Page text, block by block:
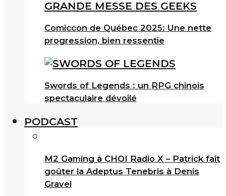
Comiccon de Québec 2025: Une nette
progression, bien ressentie
Swords of Legends : un RPG chinois
spectaculaire dévoilé
PODCAST
M2 Gaming à CHOI Radio X – Patrick fait
goûter la Adeptus Tenebris à Denis
Gravel